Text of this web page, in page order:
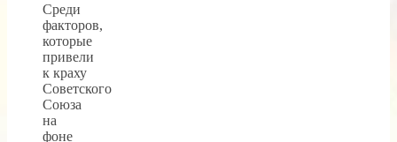
Среди
факторов,
которые
привели
к краху
Советского
Союза
на
фоне